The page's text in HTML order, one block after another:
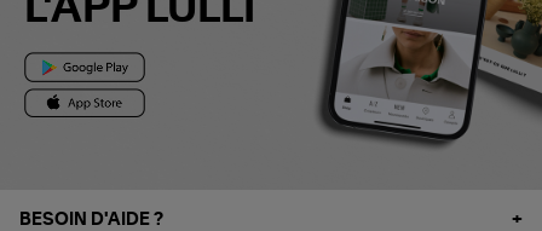
L'APP LULLI
BESOIN D'AIDE ?